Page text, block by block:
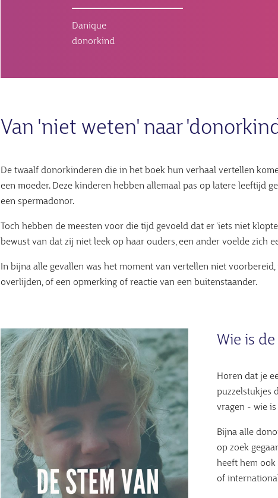
Danique
donorkind
Van 'niet weten' naar
De twaalf donorkinderen die in het boek hun verhaal vertellen
een moeder. Deze kinderen hebben allemaal pas op latere leeftijd
een spermadonor.
Toch hebben de meesten voor die tijd gevoeld dat er 'iets niet
bewust van dat zij niet leek op haar ouders, een ander voelde zich
In bijna alle gevallen was het moment van vertellen niet
overlijden, of een opmerking of reactie van een buitenstaander.
Afbeelding Wie is
Horen dat je
puzzelstukjes
vragen - wie
Bijna alle
op zoek
heeft hem ook
of